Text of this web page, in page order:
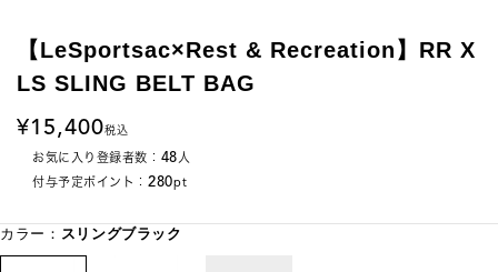
【LeSportsac×Rest & Recreation】RR X
LS SLING BELT BAG
15,400税込
お気に入り登録者数： 48人
付与予定ポイント： 280pt
カラー： スリングブラック